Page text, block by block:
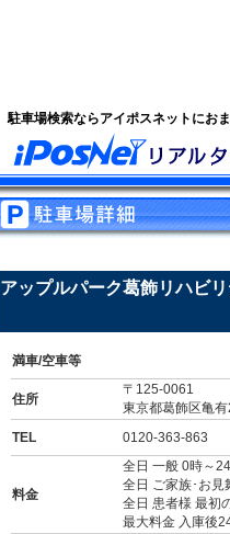
駐車場検索ならアイポスネットにお
アップルパーク葛飾リハビ
満車/空車等
住所
〒125-0061
東京都葛飾区亀
TEL
0120-363-863
料金
全日 一般 0時～
全日 ご家族･お
全日 患者様 最初
最大料金 入庫後